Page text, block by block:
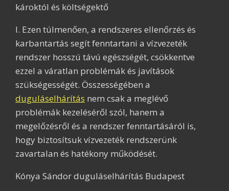
károktól és költségektő
l. Ezen túlmenően, a rendszeres ellenőrzés és
karbantartás segít fenntartani a vízvezeték
rendszer hosszú távú egészségét, csökkentve
ezzel a váratlan problémák és javítások
szükségességét. Összességében a
duguláselhárítás nem csak a meglévő
problémák kezeléséről szól, hanem a
megelőzésről és a rendszer fenntartásáról is,
hogy biztosítsuk vízvezeték rendszerünk
zavartalan és hatékony működését.
Kónya Sándor duguláselhárítás Budapest